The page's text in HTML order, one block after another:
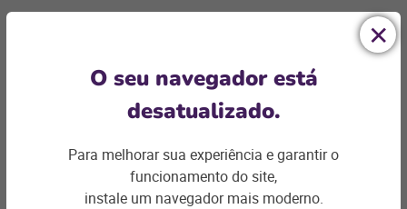
Ficou com
alguma dúvida?
Podemos te ajudar com os desafios do seu negócio e
encontrar asolução ideal
O seu navegador está
desatualizado.
Para melhorar sua experiência e garantir o
funcionamento do site,
instale um navegador mais moderno.